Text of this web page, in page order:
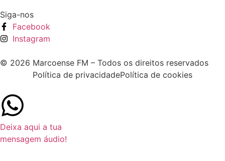
Siga-nos
Facebook
Instagram
© 2026 Marcoense FM – Todos os direitos reservados
Política de privacidadePolítica de cookies
Deixa aqui a tua
mensagem áudio!